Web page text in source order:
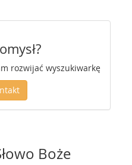
rozwijać wyszukiwarkę
Boże